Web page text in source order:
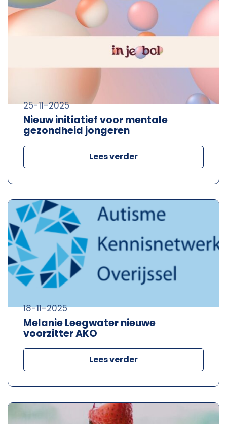
Nieuw initiatief voor mentale
gezondheid jongeren
25-11-2025
Lees verder
Melanie Leegwater nieuwe
voorzitter AKO
18-11-2025
Lees verder